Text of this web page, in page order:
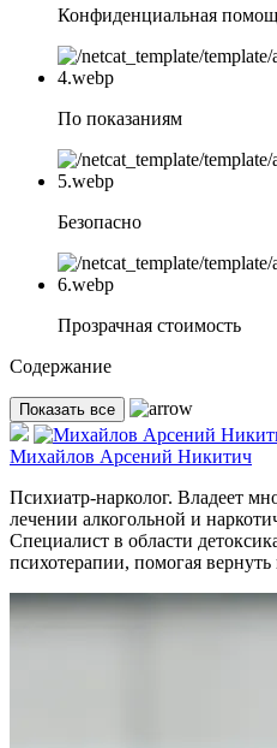
Конфиденциальная
По показаниям
Безопасно
Прозрачная стоимость
Содержание
Показать все
Михайлов Арсений Никитич
Психиатр-нарколог. Владеет
лечении алкогольной и
Специалист в области
психотерапии, помогая